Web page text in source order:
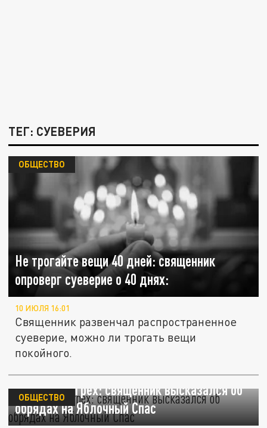
ТЕГ: СУЕВЕРИЯ
Не трогайте вещи 40 дней: священник
опроверг суеверие о 40 днях:
ОБЩЕСТВО
10 ИЮЛЯ 16:01
Священник развенчал распространенное
суеверие, можно ли трогать вещи
покойного.
Суеверие и грех: священник высказался об
обрядах на Яблочный Спас
ОБЩЕСТВО